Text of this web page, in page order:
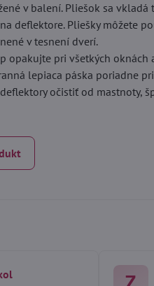
v balení. Pliešok sa
deflektore. Pliešky môžete
v tesnení dverí.
opakujte pri všetkých oknách
lepiaca páska poriadne
očistiť od mastnoty,